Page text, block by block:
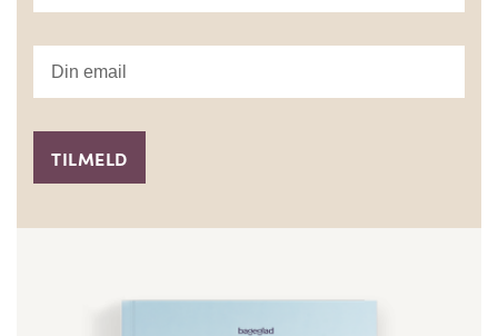
TILMELD